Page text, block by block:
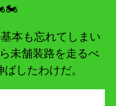
本も忘れてしまい
未舗装路を走るべ
したわけだ。